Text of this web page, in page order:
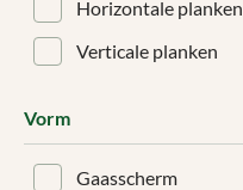
Horizontale planken
Verticale planken
Vorm
Gaasscherm